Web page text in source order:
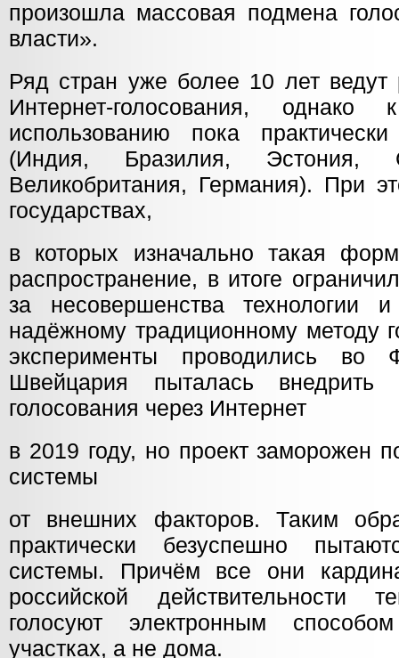
произошла массовая подмена
власти».
Ряд стран уже более 10 лет ведут
Интернет-голосования,
использованию пока
(Индия, Бразилия, Эстония,
Великобритания, Германия). При
государствах,
в которых изначально такая
распространение, в итоге
за несовершенства технологии
надёжному традиционному методу
эксперименты проводились
Швейцария пыталась внедрить
голосования через Интернет
в 2019 году, но проект заморожен
системы
от внешних факторов. Таким
практически безуспешно
системы. Причём все они
российской действительности
голосуют электронным
участках, а не дома.